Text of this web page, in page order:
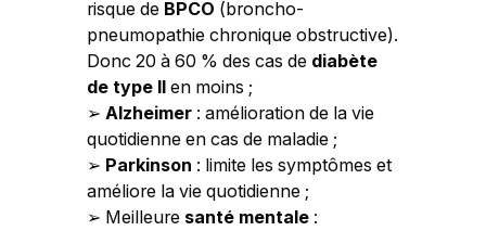
risque de BPCO (broncho-
pneumopathie chronique obstructive).
Donc 20 à 60 % des cas de diabète
de type IIen moins ;
➢ Alzheimer: amélioration de la vie
quotidienne en cas de maladie ;
➢ Parkinson : limite les symptômes et
améliore la vie quotidienne ;
➢ Meilleure santé mentale: